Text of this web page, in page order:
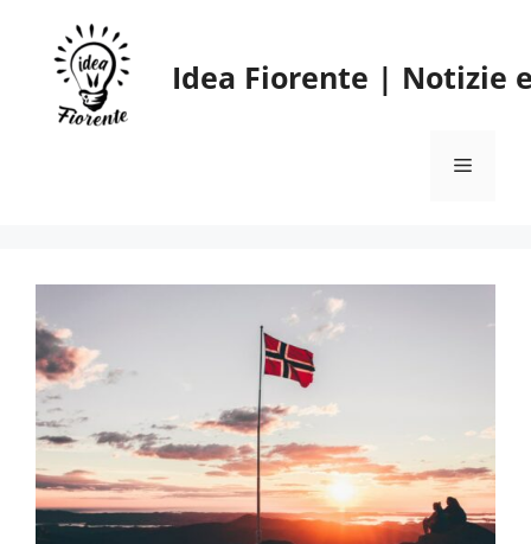
contenuto
Idea Fiorente | Notizie
Menu